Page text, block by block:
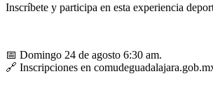
Inscríbete y participa en esta experiencia
📅 Domingo 24 de agosto 6:30 am.
🔗 Inscripciones en